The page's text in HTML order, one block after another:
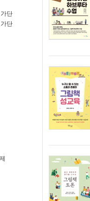
단
단